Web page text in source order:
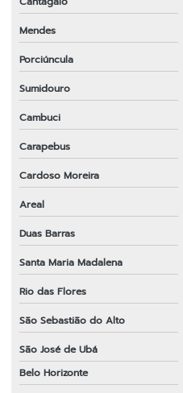
Mendes
Porciúncula
Sumidouro
Cambuci
Carapebus
Cardoso Moreira
Areal
Duas Barras
Santa Maria Madalena
Rio das Flores
São Sebastião do Alto
São José de Ubá
Belo Horizonte